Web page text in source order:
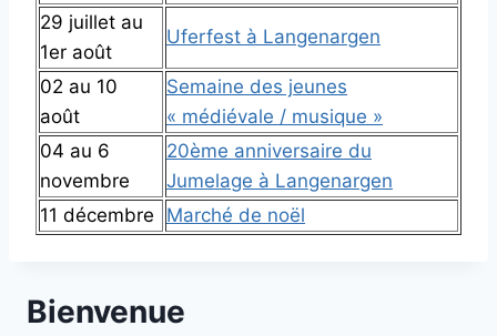
29 juillet au
1er août
Uferfest à Langenargen
02 au 10
août
Semaine des jeunes
« médiévale / musique »
04 au 6
novembre
20ème anniversaire du
Jumelage à Langenargen
11 décembre
Marché de noël
Bienvenue